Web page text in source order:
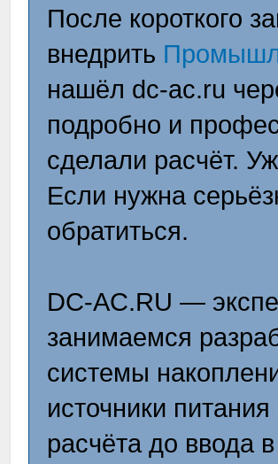
После короткого
внедрить
нашёл dc-ac.ru
подробно и
сделали расчёт.
Если нужна
обратиться.
DC-AC.RU —
занимаемся
системы
источники
расчёта до ввода